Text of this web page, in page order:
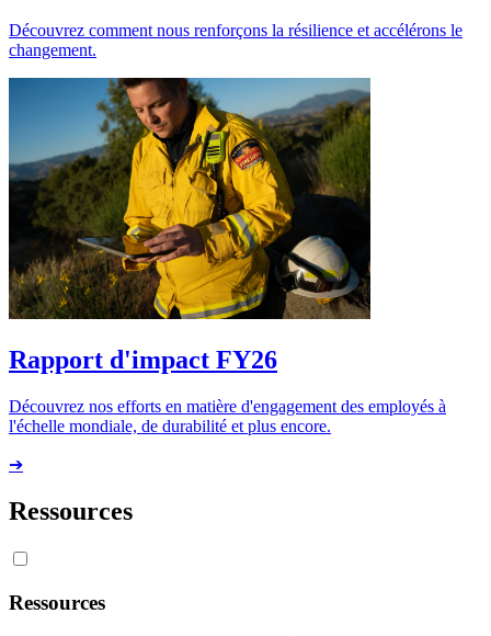
Découvrez comment nous renforçons la résilience et accélérons le
changement.
Rapport d'impact FY26
Découvrez nos efforts en matière d'engagement des employés à
l'échelle mondiale, de durabilité et plus encore.
➔
Ressources
Ressources